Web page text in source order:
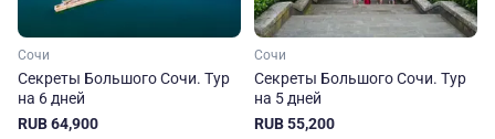
Сочи
Секреты Большого Сочи. Тур
на 6 дней
RUB 64,900
Сочи
Секреты Большого Сочи. Тур
на 5 дней
RUB 55,200